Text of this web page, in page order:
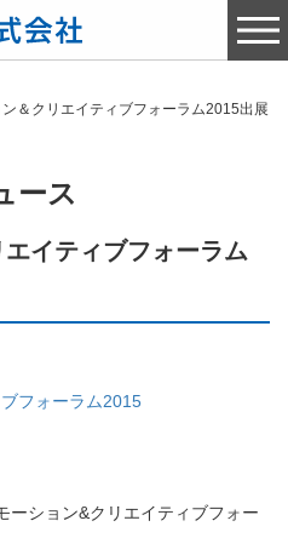
＆クリエイティブフォーラム2015出展
ース
イティブフォーラム
フォーラム2015
ョン&クリエイティブフォー